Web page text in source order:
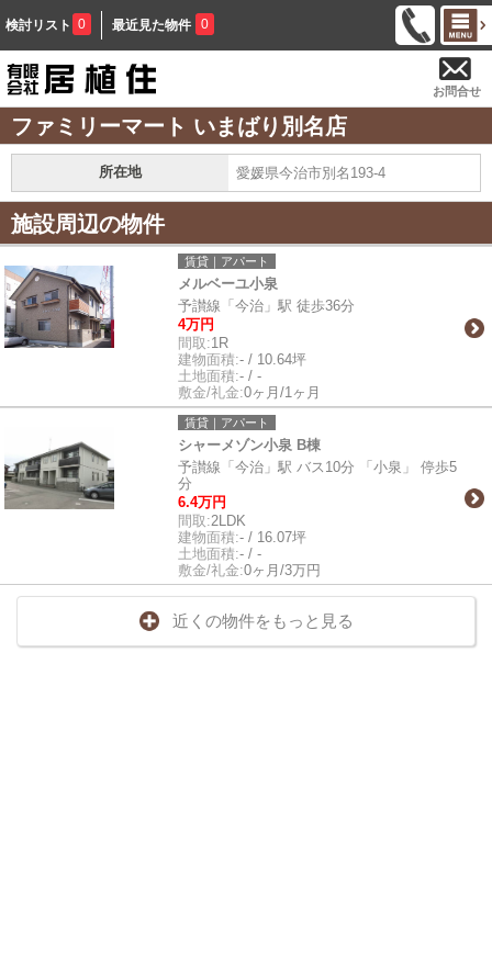
検討リスト 0 最近見た物件 0
お問合せ
ファミリーマート いまばり別名店
所在地 愛媛県今治市別名193-4
施設周辺の物件
賃貸｜アパート
メルベーユ小泉
予讃線「今治」駅 徒歩36分
4万円
間取:1R
建物面積:- / 10.64坪
土地面積:- / -
敷金/礼金:0ヶ月/1ヶ月
賃貸｜アパート
シャーメゾン小泉 B棟
予讃線「今治」駅 バス10分 「小泉」 停歩5
分
6.4万円
間取:2LDK
建物面積:- / 16.07坪
土地面積:- / -
敷金/礼金:0ヶ月/3万円
近くの物件をもっと見る